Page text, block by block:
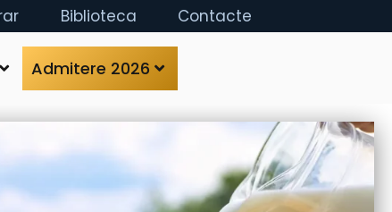
Contacte
Biblioteca
Admitere 2026